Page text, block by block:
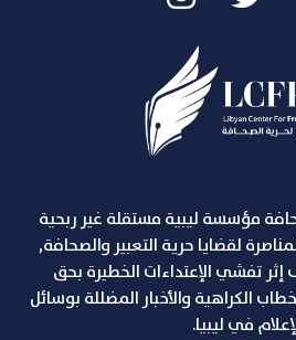
مؤسسة ليبية مستقلة غير ربحية
لقضايا حرية التعبير والصحافة,
عام 2013 على إثر تفشي الإعتداءات الخطيرة بحق
الكراهية والأخبار المضللة بوسائل
في ليبيا.